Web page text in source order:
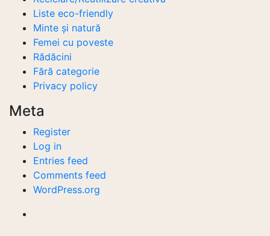
Liste eco-friendly
Minte și natură
Femei cu poveste
Rădăcini
Fără categorie
Privacy policy
Meta
Register
Log in
Entries feed
Comments feed
WordPress.org